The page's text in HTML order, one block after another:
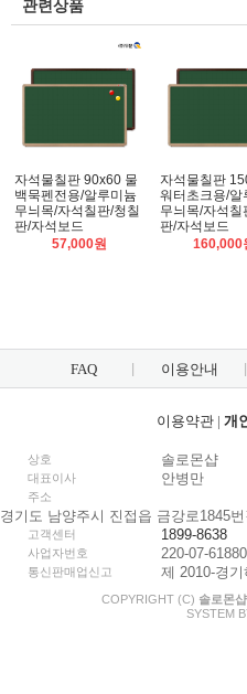
관련상품
자석물칠판 90x60 물
백묵펜전용/알루미늄
무늬목/자석칠판/청칠
판/자석보드
57,000원
자석물칠판
워터초크용/알
무늬목/자석칠
판/자석보드
160,000
FAQ 이용안내
이용약관| 개
상호 솔로몬샵
대표이사 안병만
주소
경기도 남양주시 진접읍 금강로1845
고객센터 1899-8638
사업자번호 220-07-61880
통신판매업신고 제 2010-경
COPYRIGHT (C) 솔로몬샵
SYSTEM